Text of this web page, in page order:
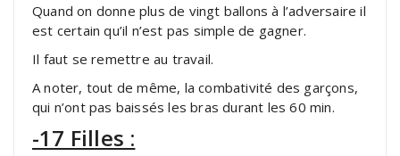
Quand on donne plus de vingt ballons à l’adversaire il
est certain qu’il n’est pas simple de gagner.
Il faut se remettre au travail.
A noter, tout de même, la combativité des garçons,
qui n’ont pas baissés les bras durant les 60 min.
-17 Filles :